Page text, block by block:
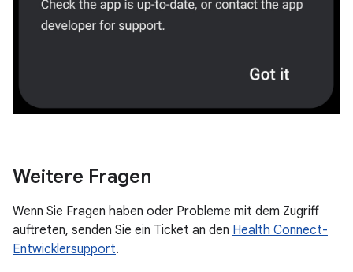
Weitere Fragen
Wenn Sie Fragen haben oder Probleme mit dem Zugriff
auftreten, senden Sie ein Ticket an den Health Connect-
Entwicklersupport.